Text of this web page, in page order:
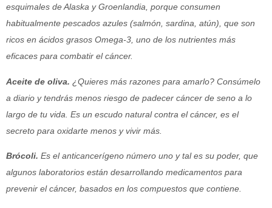
esquimales de Alaska y Groenlandia, porque consumen
habitualmente pescados azules (salmón, sardina, atún), que son
ricos en ácidos grasos Omega-3, uno de los nutrientes más
eficaces para combatir el cáncer.
Aceite de oliva. ¿Quieres más razones para amarlo? Consúmelo
a diario y tendrás menos riesgo de padecer cáncer de seno a lo
largo de tu vida. Es un escudo natural contra el cáncer, es el
secreto para oxidarte menos y vivir más.
Brócoli. Es el anticancerígeno número uno y tal es su poder, que
algunos laboratorios están desarrollando medicamentos para
prevenir el cáncer, basados en los compuestos que contiene.